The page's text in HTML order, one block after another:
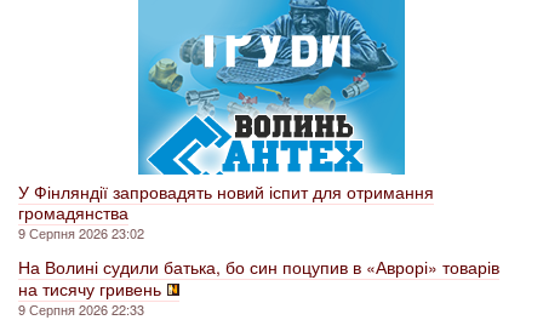
У Фінляндії запровадять новий іспит для отримання
громадянства
9 Серпня 2026 23:02
На Волині судили батька, бо син поцупив в «Аврорі» товарів
на тисячу гривень
9 Серпня 2026 22:33